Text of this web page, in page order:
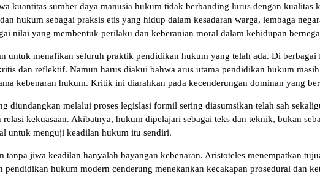
kuantitas sumber daya manusia hukum tidak berbanding lurus dengan
hukum sebagai praksis etis yang hidup dalam kesadaran warga, lembaga
nilai yang membentuk perilaku dan keberanian moral dalam kehidupan
untuk menafikan seluruh praktik pendidikan hukum yang telah ada. Di berbagai
dan reflektif. Namun harus diakui bahwa arus utama pendidikan hukum
kebenaran hukum. Kritik ini diarahkan pada kecenderungan dominan yang
diundangkan melalui proses legislasi formil sering diasumsikan telah sah
kekuasaan. Akibatnya, hukum dipelajari sebagai teks dan teknik, bukan
untuk menguji keadilan hukum itu sendiri.
tanpa jiwa keadilan hanyalah bayangan kebenaran. Aristoteles menempatkan
hukum modern cenderung menekankan kecakapan prosedural dan